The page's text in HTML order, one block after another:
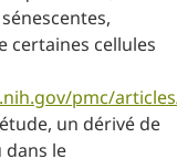
certaines cellules
pmc/
un dérivé de
dans le